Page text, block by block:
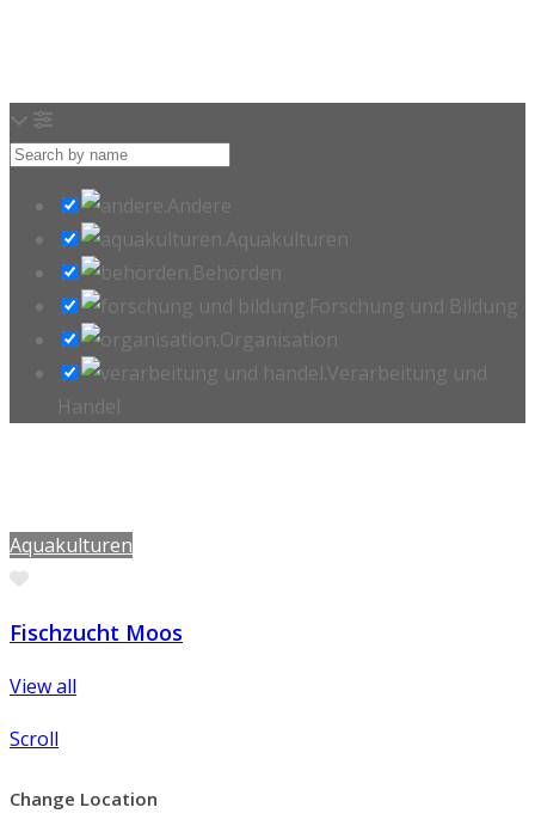
Loading…
Andere
Aquakulturen
Behörden
Forschung und Bildung
Organisation
Verarbeitung und
Handel
Aquakulturen
Favorite
Fischzucht Moos
View all
Scroll
Change Location